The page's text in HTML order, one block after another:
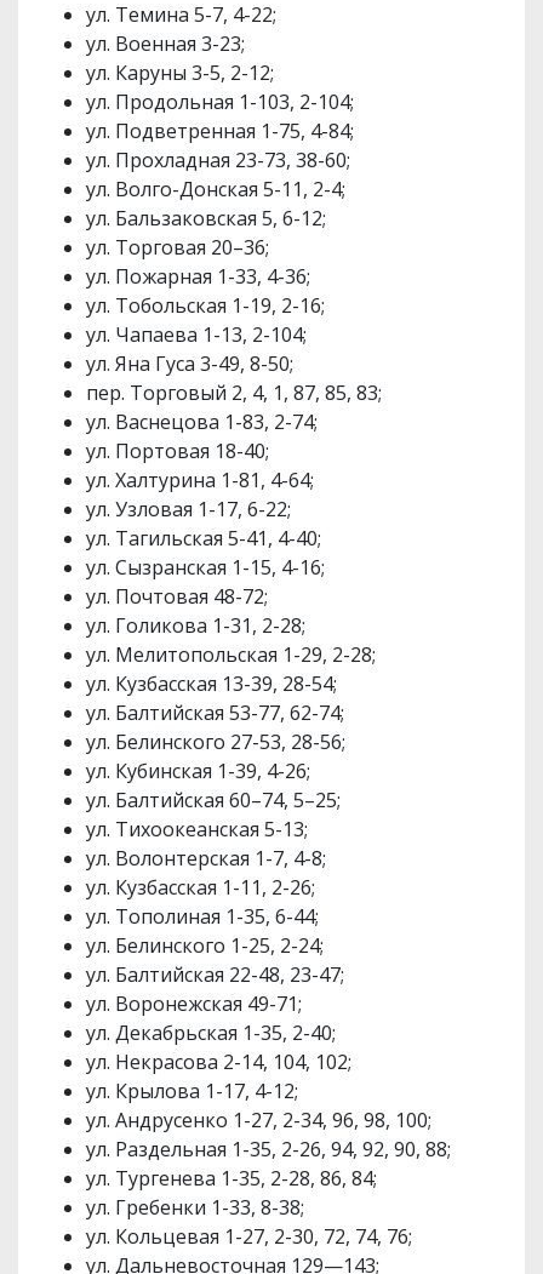
ул. Темина 5-7, 4-22;
ул. Военная 3-23;
ул. Каруны 3-5, 2-12;
ул. Продольная 1-103, 2-104;
ул. Подветренная 1-75, 4-84;
ул. Прохладная 23-73, 38-60;
ул. Волго-Донская 5-11, 2-4;
ул. Бальзаковская 5, 6-12;
ул. Торговая 20–36;
ул. Пожарная 1-33, 4-36;
ул. Тобольская 1-19, 2-16;
ул. Чапаева 1-13, 2-104;
ул. Яна Гуса 3-49, 8-50;
пер. Торговый 2, 4, 1, 87, 85, 83;
ул. Васнецова 1-83, 2-74;
ул. Портовая 18-40;
ул. Халтурина 1-81, 4-64;
ул. Узловая 1-17, 6-22;
ул. Тагильская 5-41, 4-40;
ул. Сызранская 1-15, 4-16;
ул. Почтовая 48-72;
ул. Голикова 1-31, 2-28;
ул. Мелитопольская 1-29, 2-28;
ул. Кузбасская 13-39, 28-54;
ул. Балтийская 53-77, 62-74;
ул. Белинского 27-53, 28-56;
ул. Кубинская 1-39, 4-26;
ул. Балтийская 60–74, 5–25;
ул. Тихоокеанская 5-13;
ул. Волонтерская 1-7, 4-8;
ул. Кузбасская 1-11, 2-26;
ул. Тополиная 1-35, 6-44;
ул. Белинского 1-25, 2-24;
ул. Балтийская 22-48, 23-47;
ул. Воронежская 49-71;
ул. Декабрьская 1-35, 2-40;
ул. Некрасова 2-14, 104, 102;
ул. Крылова 1-17, 4-12;
ул. Андрусенко 1-27, 2-34, 96, 98, 100;
ул. Раздельная 1-35, 2-26, 94, 92, 90, 88;
ул. Тургенева 1-35, 2-28, 86, 84;
ул. Гребенки 1-33, 8-38;
ул. Кольцевая 1-27, 2-30, 72, 74, 76;
ул. Дальневосточная 129—143;